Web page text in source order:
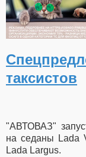
таксистов
"АВТОВАЗ"
на седаны Lada
Lada Largus.